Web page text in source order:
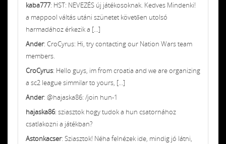
kaba777: HST: NEVEZÉS új játékosoknak. Kedves Mindenki!
a mappool váltás utáni szünetet követően utolsó
harmadához érkezik a [...]
Ander: CroCyrus: Hi, try contacting our Nation Wars team
members.
CroCyrus: Hello guys, im from croatia and we are organizing
a sc2 league simmilar to yours, [...]
Ander: @hajaska86: /join hun-1
hajaska86: sziasztok hogy tudok a hun csatornához
csatlakozni a játékban?
Astonkacser: Sziasztok! Néha felnézek ide, mindig jó látni,